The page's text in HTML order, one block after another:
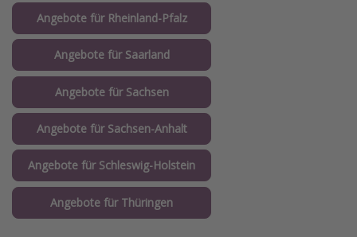
Angebote für Rheinland-Pfalz
Angebote für Saarland
Angebote für Sachsen
Angebote für Sachsen-Anhalt
Angebote für Schleswig-Holstein
Angebote für Thüringen